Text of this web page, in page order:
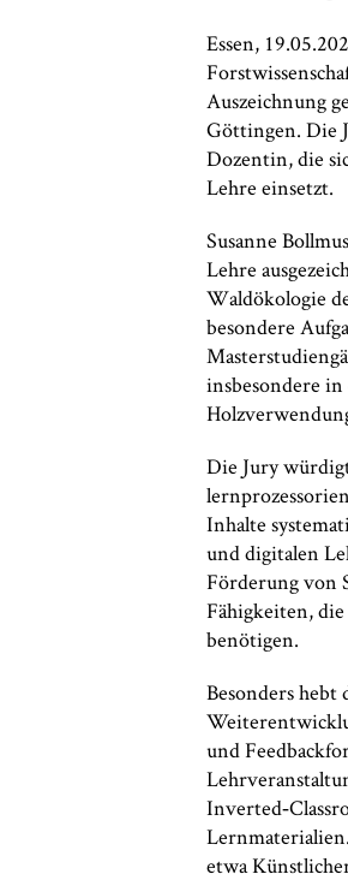
Essen,
Auszeichnung
Göttingen. Die
Dozentin, die
Lehre einsetzt.
Susanne
Lehre
Waldökologie
besondere
insbesondere
Die Jury
Inhalte
und digitalen
Förderung von
Fähigkeiten,
benötigen.
Besonders
und
etwa